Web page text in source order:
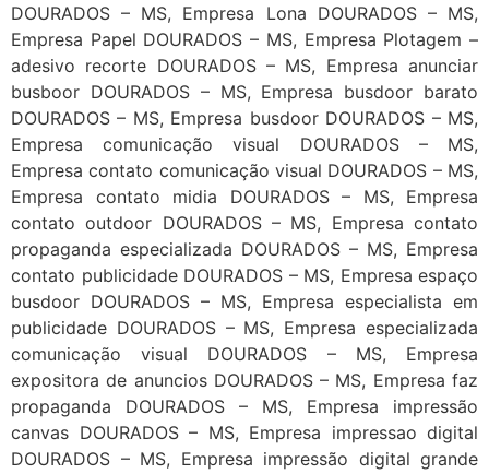
DOURADOS – MS, Empresa Lona DOURADOS – MS,
Empresa Papel DOURADOS – MS, Empresa Plotagem –
adesivo recorte DOURADOS – MS, Empresa anunciar
busboor DOURADOS – MS, Empresa busdoor barato
DOURADOS – MS, Empresa busdoor DOURADOS – MS,
Empresa comunicação visual DOURADOS – MS,
Empresa contato comunicação visual DOURADOS – MS,
Empresa contato midia DOURADOS – MS, Empresa
contato outdoor DOURADOS – MS, Empresa contato
propaganda especializada DOURADOS – MS, Empresa
contato publicidade DOURADOS – MS, Empresa espaço
busdoor DOURADOS – MS, Empresa especialista em
publicidade DOURADOS – MS, Empresa especializada
comunicação visual DOURADOS – MS, Empresa
expositora de anuncios DOURADOS – MS, Empresa faz
propaganda DOURADOS – MS, Empresa impressão
canvas DOURADOS – MS, Empresa impressao digital
DOURADOS – MS, Empresa impressão digital grande